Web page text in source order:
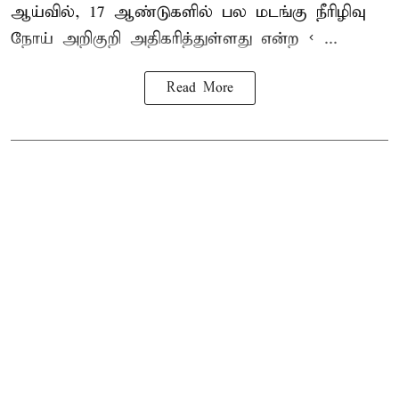
ஆய்வில், 17 ஆண்டுகளில் பல மடங்கு நீரிழிவு
நோய் அறிகுறி அதிகரித்துள்ளது என்ற < ...
Read More